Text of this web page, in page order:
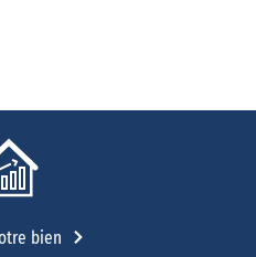
bien